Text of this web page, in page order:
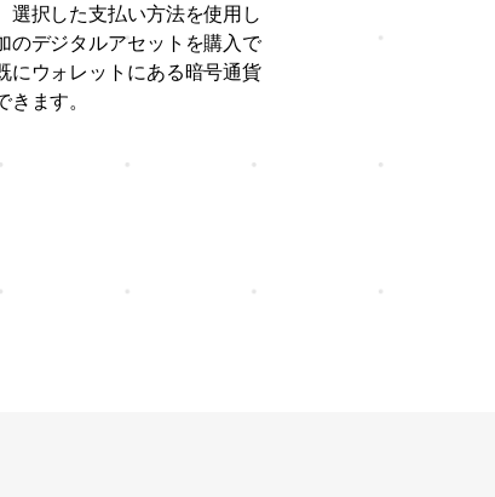
選択した支払い方法を使用し
のデジタルアセットを購入で
にウォレットにある暗号通貨
ます。